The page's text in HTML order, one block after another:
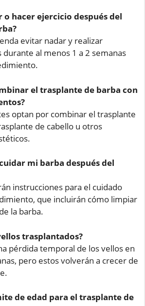
o hacer ejercicio después del
evitar nadar y realizar
al menos 1 a 2 semanas
el trasplante de barba con
optan por combinar el trasplante
de cabello u otros
mi barba después del
instrucciones para el cuidado
que incluirán cómo limpiar
la barba.
trasplantados?
pérdida temporal de los vellos en
pero estos volverán a crecer de
de edad para el trasplante de